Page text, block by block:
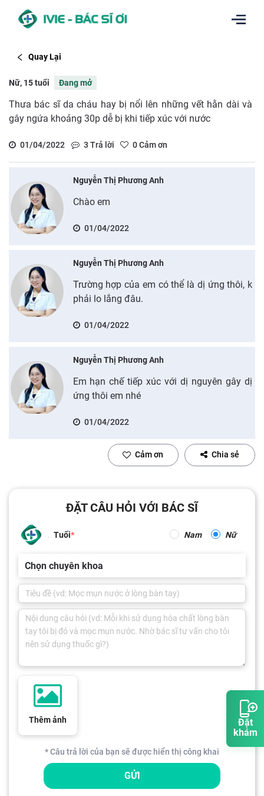
Đặt
khám
Quay Lại
Nữ, 15 tuổi Đang mở
Thưa bác sĩ da cháu hay bị nổi lên những vết hằn dài và
gây ngứa khoảng 30p dễ bị khi tiếp xúc với nước
01/04/2022 3 Trả lời 0Cảm ơn
Nguyễn Thị Phương Anh
Chào em
01/04/2022
Nguyễn Thị Phương Anh
Trường hợp của em có thể là dị ứng thôi, k
phải lo lắng đâu.
01/04/2022
Nguyễn Thị Phương Anh
Em hạn chế tiếp xúc với dị nguyên gây dị
ứng thôi em nhé
01/04/2022
Cảm ơn Chia sẻ
ĐẶT CÂU HỎI VỚI BÁC SĨ
Tuổi Nam Nữ
Chọn chuyên khoa
Thêm ảnh
* Câu trả lời của bạn sẽ được hiển thị công khai
GỬI